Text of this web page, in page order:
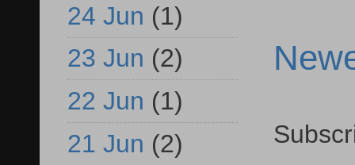
24 Jun (1)
23 Jun (2)
22 Jun (1)
21 Jun (2)